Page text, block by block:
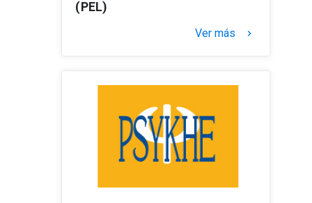
(PEL)
Ver más keyboard_arrow_right